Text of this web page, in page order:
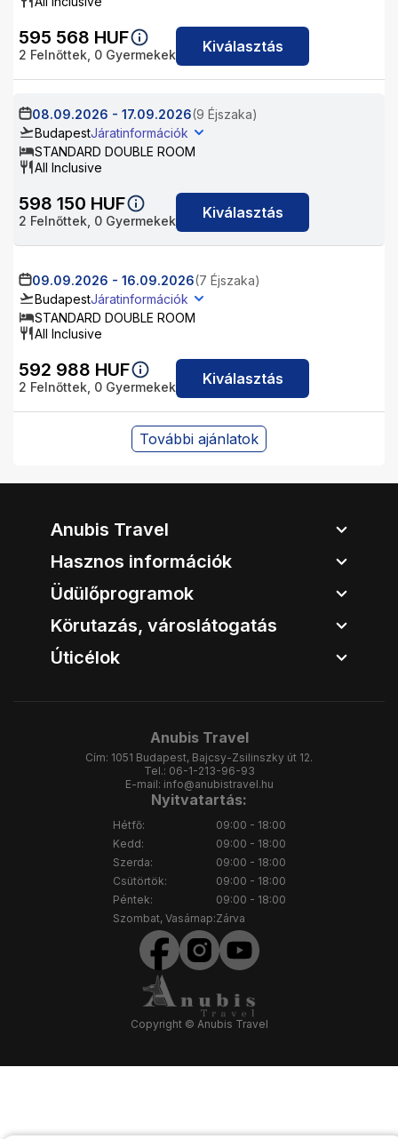
595 568 HUF
2 Felnőttek, 0 Gyermekek Kiválasztás
08.09.2026 - 17.09.2026(9 Éjszaka)
BudapestJáratinformációk
STANDARD DOUBLE ROOM
All Inclusive
598 150 HUF
2 Felnőttek, 0 Gyermekek Kiválasztás
09.09.2026 - 16.09.2026(7 Éjszaka)
BudapestJáratinformációk
STANDARD DOUBLE ROOM
All Inclusive
592 988 HUF
2 Felnőttek, 0 Gyermekek Kiválasztás
További ajánlatok
Anubis Travel
Hasznos információk
Üdülőprogramok
Körutazás, városlátogatás
Úticélok
Anubis Travel
Cím: 1051 Budapest, Bajcsy-Zsilinszky út 12.
Tel.: 06-1-213-96-93
E-mail: info@anubistravel.hu
Nyitvatartás:
Hétfő:
Kedd:
Szerda:
Csütörtök:
Péntek:
Szombat, Vasárnap:
09:00 - 18:00
09:00 - 18:00
09:00 - 18:00
09:00 - 18:00
09:00 - 18:00
Zárva
Copyright © Anubis Travel